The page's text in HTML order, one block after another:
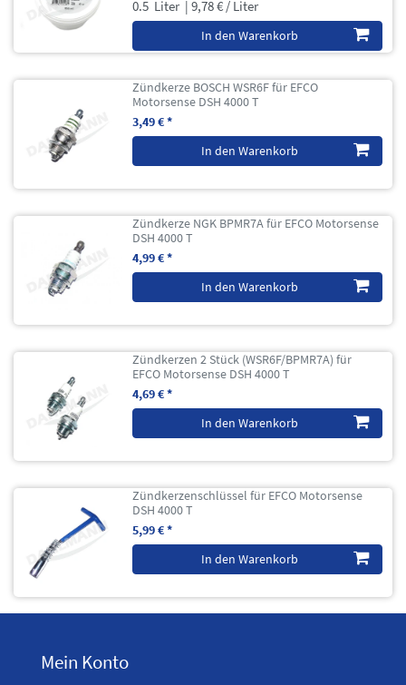
0.5 Liter | 9,78 € / Liter
In den Warenkorb
Zündkerze BOSCH WSR6F für EFCO
Motorsense DSH 4000 T
3,49 € *
In den Warenkorb
Zündkerze NGK BPMR7A für EFCO Motorsense
DSH 4000 T
4,99 € *
In den Warenkorb
Zündkerzen 2 Stück (WSR6F/BPMR7A) für
EFCO Motorsense DSH 4000 T
4,69 € *
In den Warenkorb
Zündkerzenschlüssel für EFCO Motorsense
DSH 4000 T
5,99 € *
In den Warenkorb
Mein Konto